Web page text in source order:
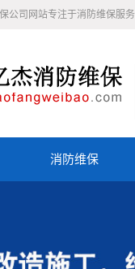
公司网站专注于消防维保服务
消防维保